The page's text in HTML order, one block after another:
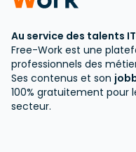
Au service des talents IT
Free-Work est une
professionnels des
Ses contenus et son
100% gratuitement pour
secteur.